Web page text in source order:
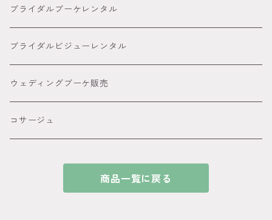
８８００円～
● グリーン
● イエロー
● オレンジ
● パープル
カサブランカ 百合髪飾り
ダリア
ピンポンマム髪飾り
アメリカンフラワー髪飾り
ブライダルブーケレンタル
ブライダルビジューレンタル
ウェディングブーケ販売
コサージュ
商品一覧に戻る